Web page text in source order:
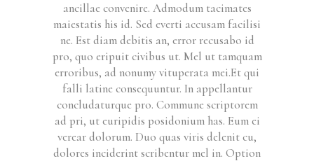
ancillae convenire. Admodum tacimates
maiestatis his id. Sed everti accusam facilisi
ne. Est diam debitis an, error recusabo id
pro, quo eripuit civibus ut. Mel ut tamquam
erroribus, ad nonumy vituperata mei.Et qui
falli latine consequuntur. In appellantur
concludaturque pro. Commune scriptorem
ad pri, ut euripidis posidonium has. Eum ei
verear dolorum. Duo quas viris delenit cu,
dolores inciderint scribentur mel in. Option